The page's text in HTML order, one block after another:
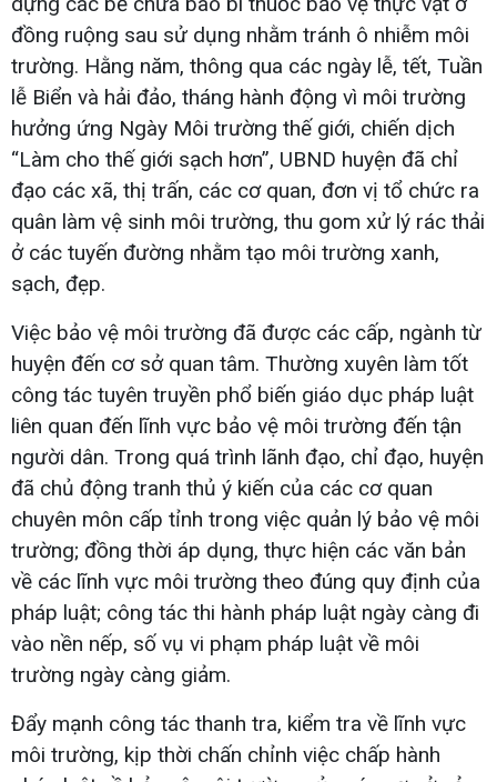
đồng ruộng sau sử dụng nhằm tránh ô nhiễm môi
trường. Hằng năm, thông qua các ngày lễ, tết, Tuần
lễ Biển và hải đảo, tháng hành động vì môi trường
hưởng ứng Ngày Môi trường thế giới, chiến dịch
“Làm cho thế giới sạch hơn”, UBND huyện đã chỉ
đạo các xã, thị trấn, các cơ quan, đơn vị tổ chức ra
quân làm vệ sinh môi trường, thu gom xử lý rác thải
ở các tuyến đường nhằm tạo môi trường xanh,
sạch, đẹp.
Việc bảo vệ môi trường đã được các cấp, ngành từ
huyện đến cơ sở quan tâm. Thường xuyên làm tốt
công tác tuyên truyền phổ biến giáo dục pháp luật
liên quan đến lĩnh vực bảo vệ môi trường đến tận
người dân. Trong quá trình lãnh đạo, chỉ đạo, huyện
đã chủ động tranh thủ ý kiến của các cơ quan
chuyên môn cấp tỉnh trong việc quản lý bảo vệ môi
trường; đồng thời áp dụng, thực hiện các văn bản
về các lĩnh vực môi trường theo đúng quy định của
pháp luật; công tác thi hành pháp luật ngày càng đi
vào nền nếp, số vụ vi phạm pháp luật về môi
trường ngày càng giảm.
Đẩy mạnh công tác thanh tra, kiểm tra về lĩnh vực
môi trường, kịp thời chấn chỉnh việc chấp hành